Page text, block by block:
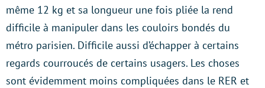
même 12 kg et sa longueur une fois pliée la rend
difficile à manipuler dans les couloirs bondés du
métro parisien. Difficile aussi d’échapper à certains
regards courroucés de certains usagers. Les choses
sont évidemment moins compliquées dans le RER et